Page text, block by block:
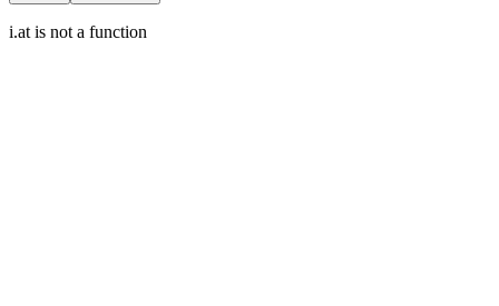
i.at is not a function